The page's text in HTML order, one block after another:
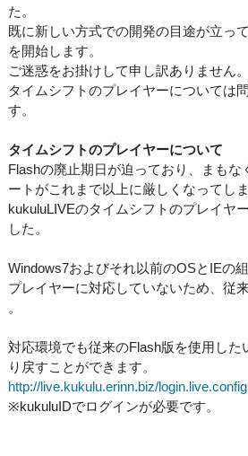
た。
既に新しい方式での開発の目途が立っ
を開始します。
ご迷惑をお掛けして申し訳ありません。
タイムシフトのプレイヤーについては
す。
タイムシフトのプレイヤーについて
Flashの廃止期日が迫っており、まもな
ートがこれまで以上に厳しくなってしま
kukuluLIVEのタイムシフトのプレイヤ
した。
Windows7およびそれ以前のOSとIEの
プレイヤーに対応していないため、従
。
対応環境でも従来のFlash版を使用した
り戻すことができます。
http://live.kukulu.erinn.biz/
※kukuluIDでログインが必要です。